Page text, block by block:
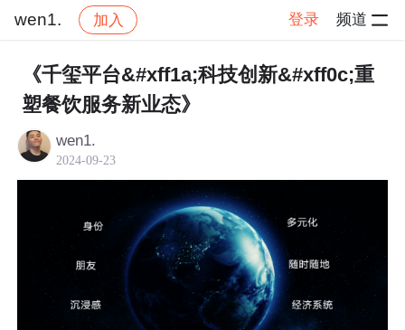
wen1. 加入 登录 频道
社区 wen1. 交流讨论 帖子详情
《千玺平台&#xff1a;科技创新&#xff0c;重
塑餐饮服务新业态》
wen1.
2024-09-23